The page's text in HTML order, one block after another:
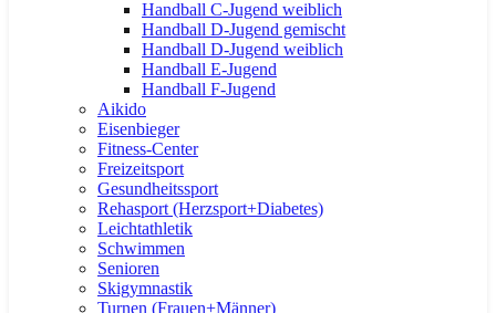
Handball C-Jugend weiblich
Handball D-Jugend gemischt
Handball D-Jugend weiblich
Handball E-Jugend
Handball F-Jugend
Aikido
Eisenbieger
Fitness-Center
Freizeitsport
Gesundheitssport
Rehasport (Herzsport+Diabetes)
Leichtathletik
Schwimmen
Senioren
Skigymnastik
Turnen (Frauen+Männer)